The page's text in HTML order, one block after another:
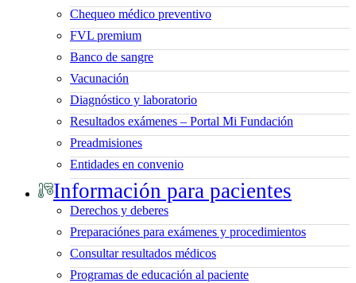
Chequeo médico preventivo
FVL premium
Banco de sangre
Vacunación
Diagnóstico y laboratorio
Resultados exámenes – Portal Mi Fundación
Preadmisiones
Entidades en convenio
Información para pacientes
Derechos y deberes
Preparaciónes para exámenes y procedimientos
Consultar resultados médicos
Programas de educación al paciente